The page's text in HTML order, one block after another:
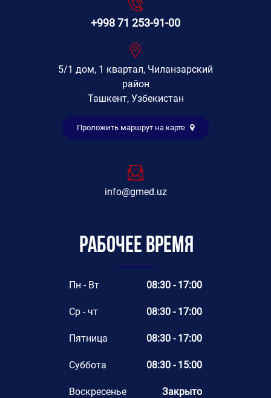
+998 71 253-91-00
5/1 дом, 1 квартал, Чиланзарский
район
Ташкент, Узбекистан
Проложить маршрут на карте
info@gmed.uz
Рабочее время
Пн - Вт 08:30 - 17:00
Ср - чт 08:30 - 17:00
Пятница 08:30 - 17:00
Суббота 08:30 - 15:00
Воскресенье Закрыто